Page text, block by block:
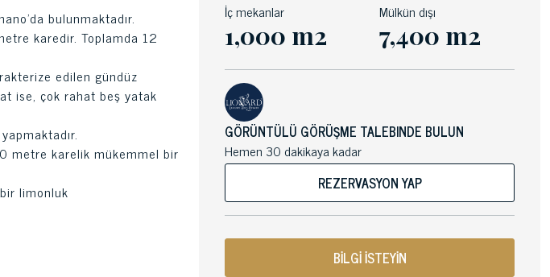
bulunmaktadır.
karedir. Toplamda 12
edilen gündüz
ise, çok rahat beş yatak
metre karelik mükemmel bir
limonluk
İç mekanlar
1,000 m2
Mülkün dışı
7,400 m2
GÖRÜNTÜLÜ GÖRÜŞME TALEBINDE BULUN
Hemen 30 dakikaya kadar
REZERVASYON YAP
BİLGİ İSTEYİN